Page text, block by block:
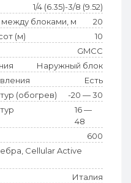
1/4 (6.35)-3/8 (9.52)
блоками, м
20
(м)
10
GMCC
Наружный блок
Есть
(обогрев)
-20 — 30
16 —
48
600
Сellular Active
Италия